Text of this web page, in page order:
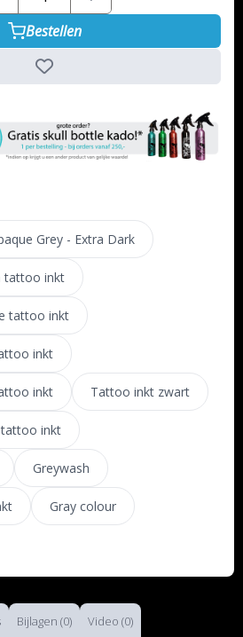
Bestellen
Grey - Extra Dark
tattoo inkt
tattoo inkt
inkt
inkt Tattoo inkt zwart
inkt
Greywash
Gray colour
Bijlagen (0) Video (0)